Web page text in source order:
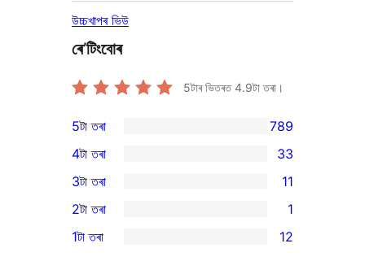
উচ্চখাপৰ ভিউ
ৰে’টিংবোৰ
5টাৰ ভিতৰত4.9টা তৰা।
789
5-
star
reviews
5টা তৰা 789
4-
star
reviews
4টা তৰা 33
11
3-
star
3টা তৰা 11
2-
2টা তৰা 1
1টা তৰা 12